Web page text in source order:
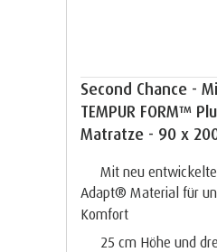
Second Chance -
TEMPUR FORM™
Matratze - 90 x
Mit neu
Adapt® Material für
Komfort
25 cm Höhe und